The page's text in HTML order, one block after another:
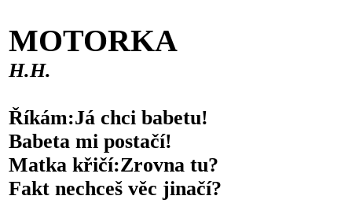
MOTORKA
H.H.
Říkám:Já chci babetu!
Babeta mi postačí!
Matka křičí:Zrovna tu?
Fakt nechceš věc jinačí?